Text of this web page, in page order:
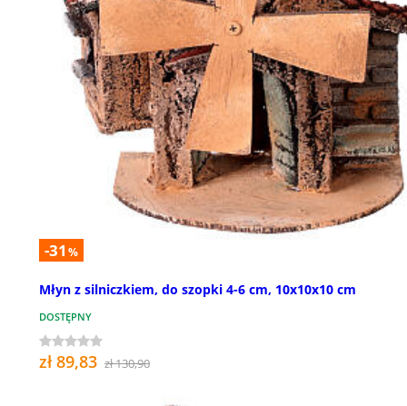
-31 %
Młyn z silniczkiem, do szopki 4-6 cm, 10x10x10 cm
DOSTĘPNY
zł 89,83 zł 130,90